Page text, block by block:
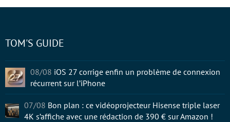
TOM'S GUIDE
08/08 iOS 27 corrige enfin un problème de connexion
récurrent sur l’iPhone
07/08 Bon plan : ce vidéoprojecteur Hisense triple laser
4K s’affiche avec une rédaction de 390 € sur Amazon !